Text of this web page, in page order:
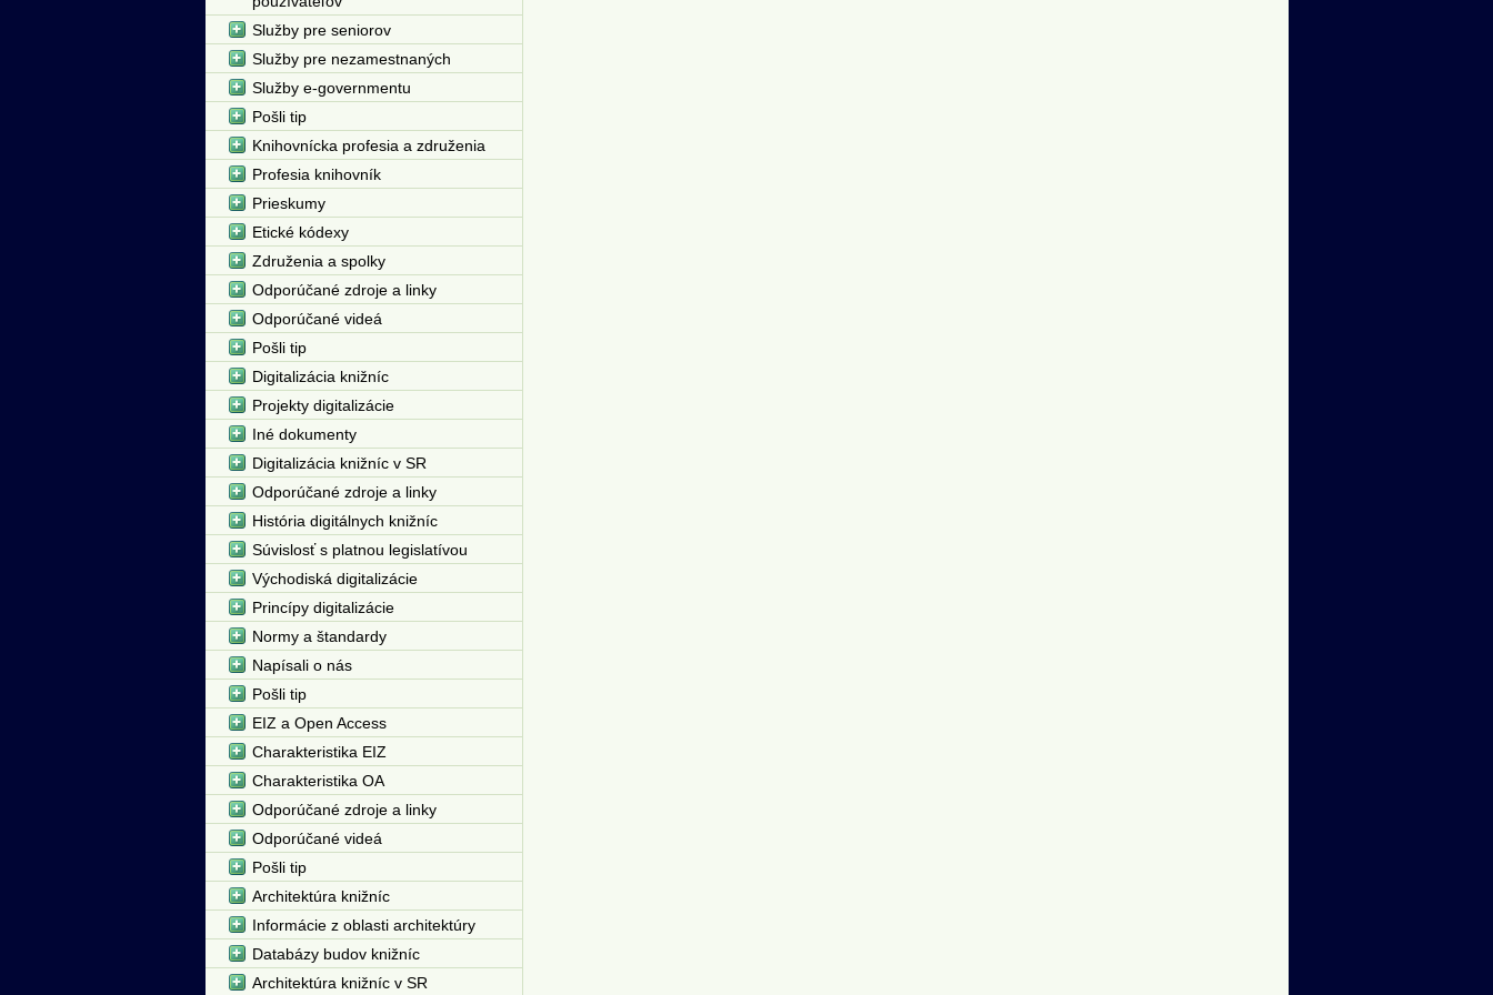
Služby pre seniorov
Služby pre nezamestnaných
Služby e-governmentu
Pošli tip
Knihovnícka profesia a združenia
Profesia knihovník
Prieskumy
Etické kódexy
Združenia a spolky
Odporúčané zdroje a linky
Odporúčané videá
Pošli tip
Digitalizácia knižníc
Projekty digitalizácie
Iné dokumenty
Digitalizácia knižníc v SR
Odporúčané zdroje a linky
História digitálnych knižníc
Súvislosť s platnou legislatívou
Východiská digitalizácie
Princípy digitalizácie
Normy a štandardy
Napísali o nás
Pošli tip
EIZ a Open Access
Charakteristika EIZ
Charakteristika OA
Odporúčané zdroje a linky
Odporúčané videá
Pošli tip
Architektúra knižníc
Informácie z oblasti architektúry
Databázy budov knižníc
Architektúra knižníc v SR